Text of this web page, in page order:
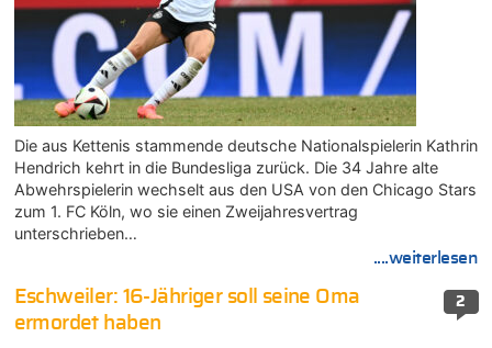
Die aus Kettenis stammende deutsche Nationalspielerin Kathrin
Hendrich kehrt in die Bundesliga zurück. Die 34 Jahre alte
Abwehrspielerin wechselt aus den USA von den Chicago Stars
zum 1. FC Köln, wo sie einen Zweijahresvertrag
unterschrieben…
....weiterlesen
2
Eschweiler: 16-Jähriger soll seine Oma
ermordet haben